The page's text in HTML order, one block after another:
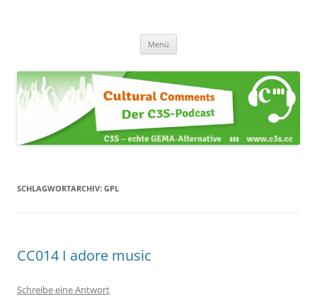
Menü
SCHLAGWORTARCHIV: GPL
CC014 I adore music
Schreibe eine Antwort